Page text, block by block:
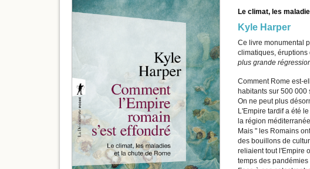
Le climat, les
Kyle Harper
Ce livre monumental
climatiques, éruptions
plus grande
Comment Rome est-
habitants sur 500
On ne peut plus
L'Empire tardif a été
la région
Mais " les Romains
des bouillons de
reliaient tout l'Empire
temps des pandémies